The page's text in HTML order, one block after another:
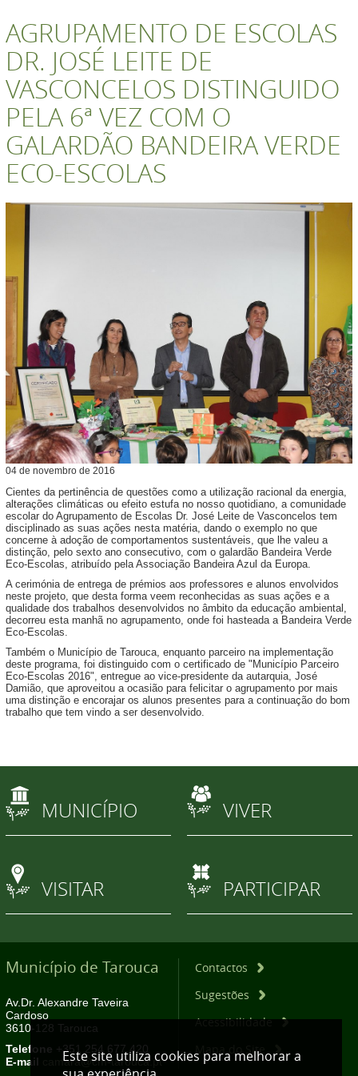
AGRUPAMENTO DE ESCOLAS
DR. JOSÉ LEITE DE
VASCONCELOS DISTINGUIDO
PELA 6ª VEZ COM O
GALARDÃO BANDEIRA VERDE
ECO-ESCOLAS
04 de novembro de 2016
Cientes da pertinência de questões como a utilização racional da energia,
alterações climáticas ou efeito estufa no nosso quotidiano, a comunidade
escolar do Agrupamento de Escolas Dr. José Leite de Vasconcelos tem
disciplinado as suas ações nesta matéria, dando o exemplo no que
concerne à adoção de comportamentos sustentáveis, que lhe valeu a
distinção, pelo sexto ano consecutivo, com o galardão Bandeira Verde
Eco-Escolas, atribuído pela Associação Bandeira Azul da Europa.
A cerimónia de entrega de prémios aos professores e alunos envolvidos
neste projeto, que desta forma veem reconhecidas as suas ações e a
qualidade dos trabalhos desenvolvidos no âmbito da educação ambiental,
decorreu esta manhã no agrupamento, onde foi hasteada a Bandeira Verde
Eco-Escolas.
Também o Município de Tarouca, enquanto parceiro na implementação
deste programa, foi distinguido com o certificado de "Município Parceiro
Eco-Escolas 2016", entregue ao vice-presidente da autarquia, José
Damião, que aproveitou a ocasião para felicitar o agrupamento por mais
uma distinção e encorajar os alunos presentes para a continuação do bom
trabalho que tem vindo a ser desenvolvido.
MUNICÍPIO VIVER
VISITAR PARTICIPAR
Município de Tarouca
Av.Dr. Alexandre Taveira
Cardoso
3610-128 Tarouca
Telefone +351 254 677 420
E-mail
camara@cm-tarouca.pt
Contactos
Sugestões
Acessibilidade
Mapa do Site
Este site utiliza cookies para melhorar a